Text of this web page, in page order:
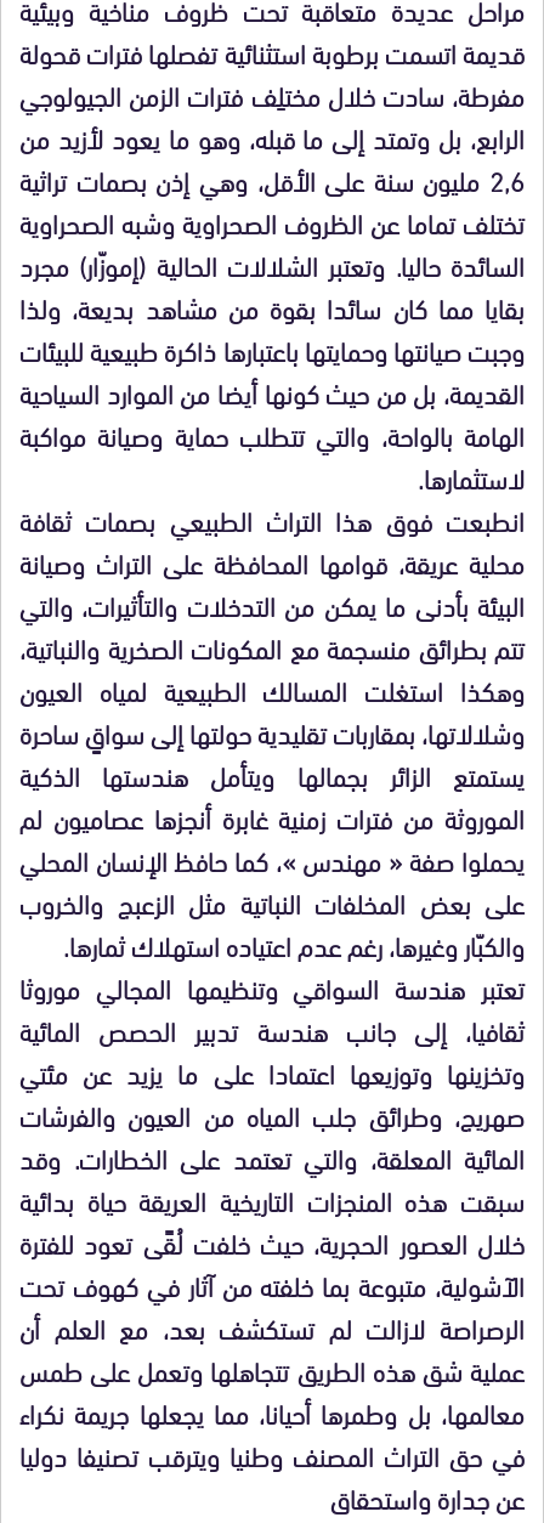
قديمة اتسمت برطوبة استثنائية تفصلها فترات قحولة
مفرطة، سادت خلال مختلِف فترات الزمن الجيولوجي
الرابع، بل وتمتد إلى ما قبله، وهو ما يعود لأزيد من
2,6 مليون سنة على الأقل، وهي إذن بصمات تراثية
تختلف تماما عن الظروف الصحراوية وشبه الصحراوية
السائدة حاليا. وتعتبر الشلالات الحالية (إموزّار) مجرد
بقايا مما كان سائدا بقوة من مشاهد بديعة، ولذا
وجبت صيانتها وحمايتها باعتبارها ذاكرة طبيعية للبيئات
القديمة، بل من حيث كونها أيضا من الموارد السياحية
الهامة بالواحة، والتي تتطلب حماية وصيانة مواكبة
لاستثمارها.
انطبعت فوق هذا التراث الطبيعي بصمات ثقافة
محلية عريقة، قوامها المحافظة على التراث وصيانة
البيئة بأدنى ما يمكن من التدخلات والتأثيرات، والتي
تتم بطرائق منسجمة مع المكونات الصخرية والنباتية،
وهكذا استغلت المسالك الطبيعية لمياه العيون
وشلالاتها، بمقاربات تقليدية حولتها إلى سواقٍ ساحرة
يستمتع الزائر بجمالها ويتأمل هندستها الذكية
الموروثة من فترات زمنية غابرة أنجزها عصاميون لم
يحملوا صفة « مهندس »، كما حافظ الإنسان المحلي
على بعض المخلفات النباتية مثل الزعبج والخروب
والكبّار وغيرها، رغم عدم اعتياده استهلاك ثمارها.
تعتبر هندسة السواقي وتنظيمها المجالي موروثا
ثقافيا، إلى جانب هندسة تدبير الحصص المائية
وتخزينها وتوزيعها اعتمادا على ما يزيد عن مئتي
صهريج، وطرائق جلب المياه من العيون والفرشات
المائية المعلقة، والتي تعتمد على الخطارات. وقد
سبقت هذه المنجزات التاريخية العريقة حياة بدائية
خلال العصور الحجرية، حيث خلفت لُقًى تعود للفترة
الآشولية، متبوعة بما خلفته من آثار في كهوف تحت
الرصراصة لازالت لم تستكشف بعد، مع العلم أن
عملية شق هذه الطريق تتجاهلها وتعمل على طمس
معالمها، بل وطمرها أحيانا، مما يجعلها جريمة نكراء
في حق التراث المصنف وطنيا ويترقب تصنيفا دوليا
عن جدارة واستحقاق